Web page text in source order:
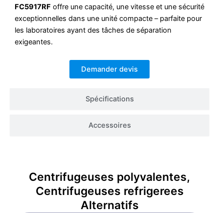
Spécifications
Accessoires
FC5917RF offre une capacité, une vitesse et une sécurité
exceptionnelles dans une unité compacte – parfaite pour
les laboratoires ayant des tâches de séparation
exigeantes.
Demander devis
Centrifugeuses polyvalentes,
Centrifugeuses refrigerees
Alternatifs